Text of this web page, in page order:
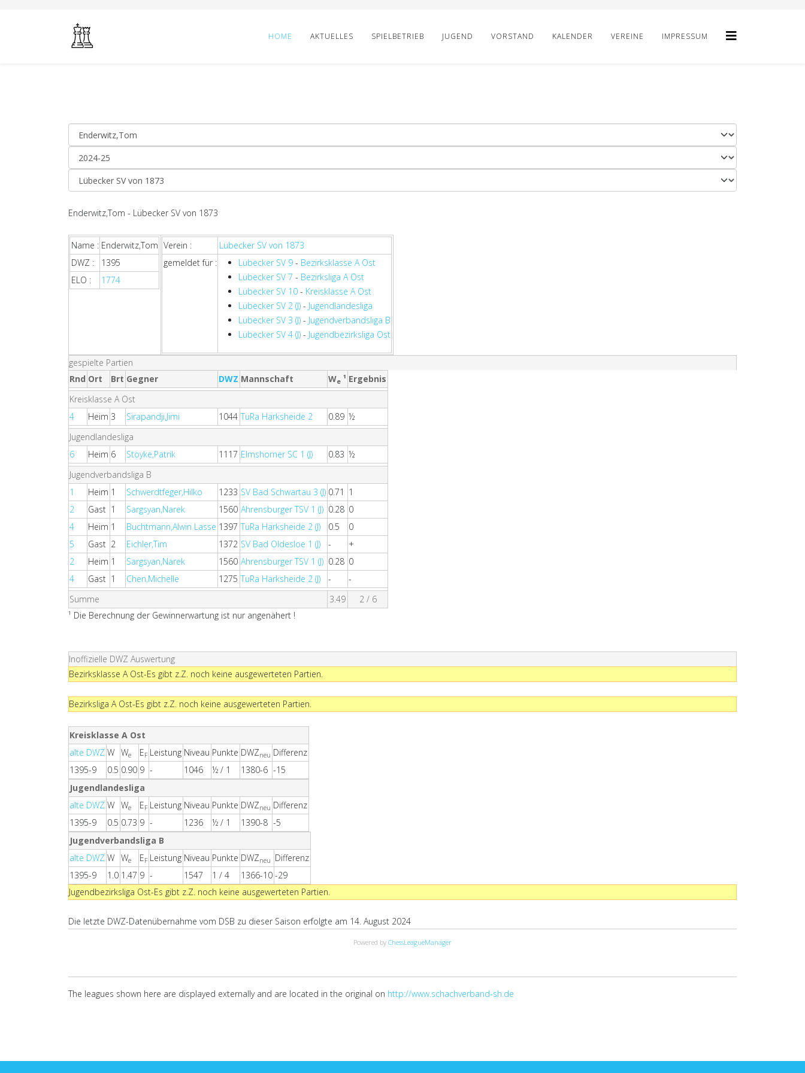
HOME AKTUELLES SPIELBETRIEB JUGEND VORSTAND KALENDER VEREINE IMPRESSUM
Enderwitz,Tom - Lübecker SV von 1873
Name : Enderwitz,Tom
DWZ :
1395
ELO :
1774
Verein :
Lübecker SV von 1873
gemeldet für :
Lübecker SV 9- Bezirksklasse A Ost
Lübecker SV 7 - Bezirksliga A Ost
Lübecker SV 10- Kreisklasse A Ost
Lübecker SV 2 (J)- Jugendlandesliga
Lübecker SV 3 (J)- Jugendverbandsliga B
Lübecker SV 4 (J)- Jugendbezirksliga Ost
gespielte Partien
Rnd Ort Brt Gegner DWZ Mannschaft We ¹ Ergebnis
Kreisklasse A Ost
4
Heim 3 Sirapandji,Jimi 1044 TuRa Harksheide 2 0.89 ½
Jugendlandesliga
6
Heim 6 Stoyke,Patrik 1117 Elmshorner SC 1 (J) 0.83 ½
Jugendverbandsliga B
1
Heim 1 Schwerdtfeger,Hilko 1233 SV Bad Schwartau 3 (J) 0.71 1
2
Gast 1 Sargsyan,Narek 1560 Ahrensburger TSV 1 (J) 0.28 0
4
Heim 1 Buchtmann,Alwin Lasse 1397 TuRa Harksheide 2 (J) 0.5
0
5
Gast 2 Eichler,Tim 1372 SV Bad Oldesloe 1 (J) -
+
2
Heim 1 Sargsyan,Narek 1560 Ahrensburger TSV 1 (J) 0.28 0
4
Gast 1 Chen,Michelle 1275 TuRa Harksheide 2 (J) -
-
Summe
3.49
2 / 6
¹ Die Berechnung der Gewinnerwartung ist nur angenähert !
Inoffizielle DWZ Auswertung
Bezirksklasse A Ost-Es gibt z.Z. noch keine ausgewerteten Partien.
Bezirksliga A Ost-Es gibt z.Z. noch keine ausgewerteten Partien.
Kreisklasse A Ost
alte DWZ W We EF Leistung Niveau Punkte DWZneu Differenz
1395-9
0.5 0.90 9 - 1046 ½ / 1 1380-6 -15
Jugendlandesliga
alte DWZ W We EF Leistung Niveau Punkte DWZneu Differenz
1395-9
0.5 0.73 9 - 1236 ½ / 1 1390-8 -5
Jugendverbandsliga B
alte DWZ W We EF Leistung Niveau Punkte DWZneu
Differenz
1395-9
1.0 1.47 9 - 1547 1 / 4 1366-10 -29
Jugendbezirksliga Ost-Es gibt z.Z. noch keine ausgewerteten Partien.
Die letzte DWZ-Datenübernahme vom DSB zu dieser Saison erfolgte am 14. August 2024
Powered by ChessLeagueManager
The leagues shown here are displayed externally and are located in the original on http://www.schachverband-sh.de